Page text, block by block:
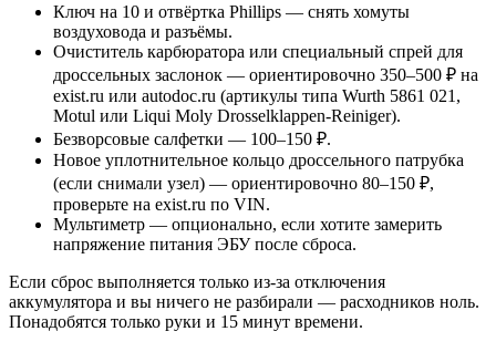
Ключ на 10 и отвёртка Phillips — снять хомуты
воздуховода и разъёмы.
Очиститель карбюратора или специальный спрей для
дроссельных заслонок — ориентировочно 350–500 ₽ на
exist.ru или autodoc.ru (артикулы типа Wurth 5861 021,
Motul или Liqui Moly Drosselklappen-Reiniger).
Безворсовые салфетки — 100–150 ₽.
Новое уплотнительное кольцо дроссельного патрубка
(если снимали узел) — ориентировочно 80–150 ₽,
проверьте на exist.ru по VIN.
Мультиметр — опционально, если хотите замерить
напряжение питания ЭБУ после сброса.
Если сброс выполняется только из-за отключения
аккумулятора и вы ничего не разбирали — расходников ноль.
Понадобятся только руки и 15 минут времени.